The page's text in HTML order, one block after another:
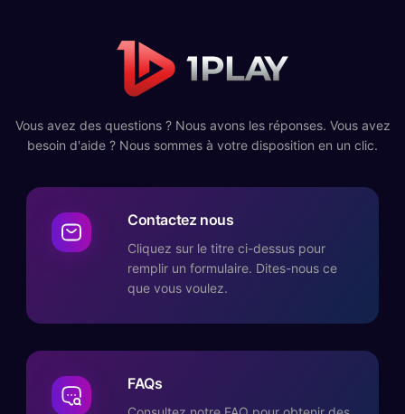
Vous avez des questions ? Nous avons les réponses. Vous avez
besoin d'aide ? Nous sommes à votre disposition en un clic.
Contactez nous
Cliquez sur le titre ci-dessus pour
remplir un formulaire. Dites-nous ce
que vous voulez.
FAQs